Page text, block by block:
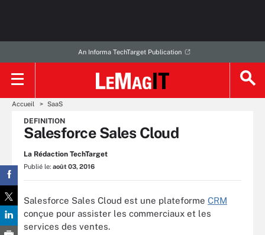
An Informa TechTarget Publication
Accueil SaaS
DEFINITION
Salesforce Sales Cloud
La Rédaction TechTarget
Publié le: août 03, 2016
Salesforce Sales Cloud est une plateforme CRM
conçue pour assister les commerciaux et les
services des ventes.